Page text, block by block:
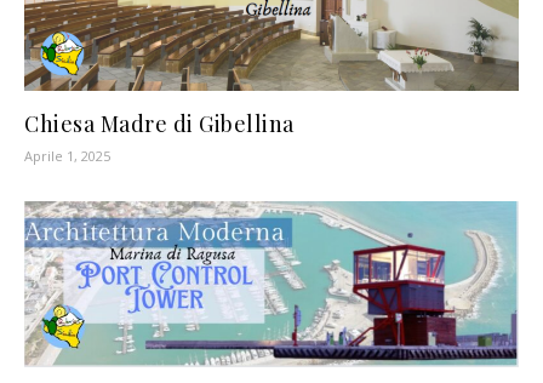
Chiesa Madre di Gibellina
Aprile 1, 2025